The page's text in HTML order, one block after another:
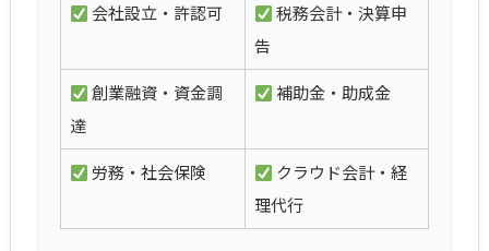
会社設立・許認可
税務会計・決算申
告
創業融資・資金調
達
補助金・助成金
労務・社会保険
クラウド会計・経
理代行